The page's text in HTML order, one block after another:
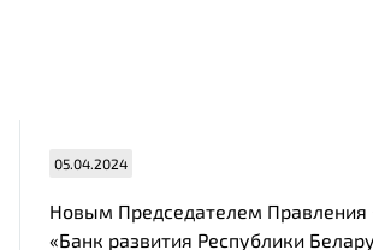
05.04.2024
Новым Председателем
«Банк развития Республики